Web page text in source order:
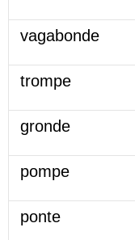
vagabonde
trompe
gronde
pompe
ponte